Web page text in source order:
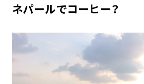
ネパールでコーヒー？